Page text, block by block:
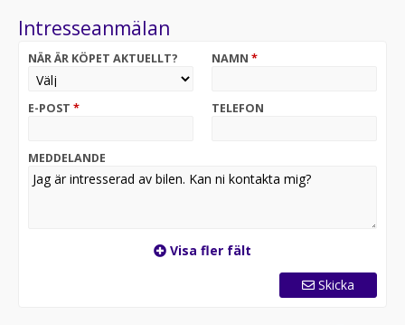
vid backning,Autobroms för korsande trafik vid
vindrutan),Höjdjusterbara framstolar med tilt på
förarsidan,head up dispaly etc. med
Auto,Varning för korsande trafik framför bilen
Intresseanmälan
NÄR ÄR KÖPET AKTUELLT? NAMN *
E-POST * TELEFON
MEDDELANDE
Visa fler fält
Skicka